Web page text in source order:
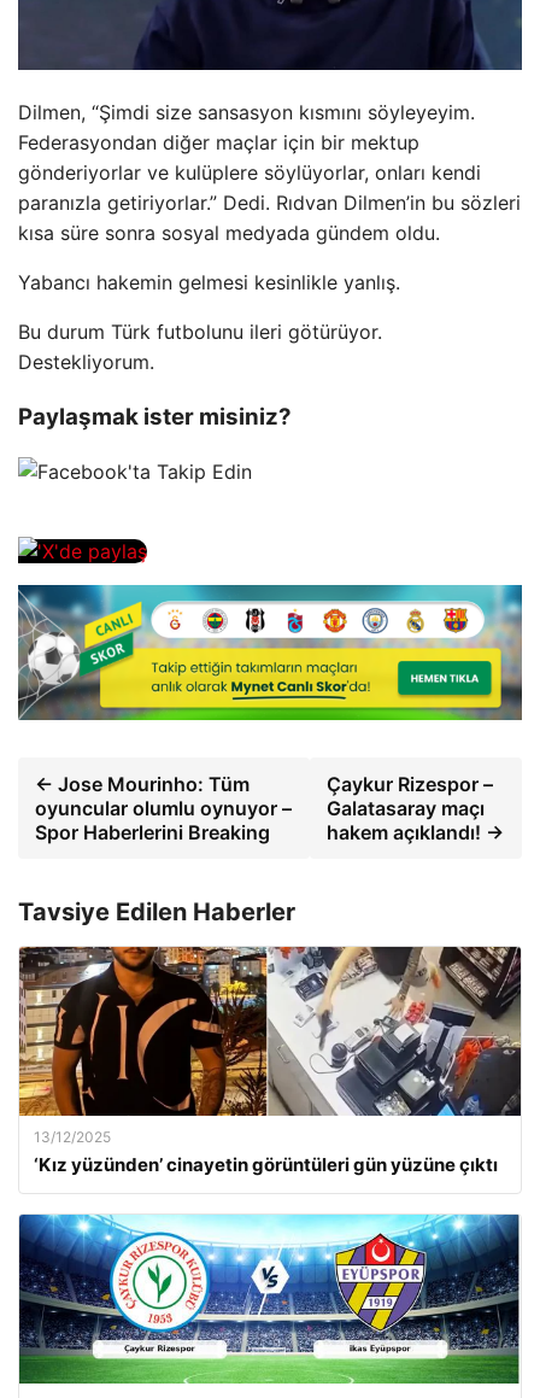
Dilmen, “Şimdi size sansasyon kısmını söyleyeyim.
Federasyondan diğer maçlar için bir mektup
gönderiyorlar ve kulüplere söylüyorlar, onları kendi
paranızla getiriyorlar.” Dedi. Rıdvan Dilmen’in bu sözleri
kısa süre sonra sosyal medyada gündem oldu.
Yabancı hakemin gelmesi kesinlikle yanlış.
Bu durum Türk futbolunu ileri götürüyor.
Destekliyorum.
Paylaşmak ister misiniz?
← Jose Mourinho: Tüm
oyuncular olumlu oynuyor –
Spor Haberlerini Breaking
Çaykur Rizespor –
Galatasaray maçı
hakem açıklandı! →
Tavsiye Edilen Haberler
13/12/2025
‘Kız yüzünden’ cinayetin görüntüleri gün yüzüne çıktı